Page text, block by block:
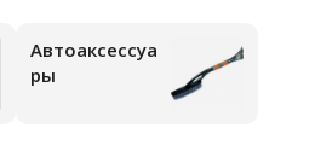
Автоаксессуа
ры